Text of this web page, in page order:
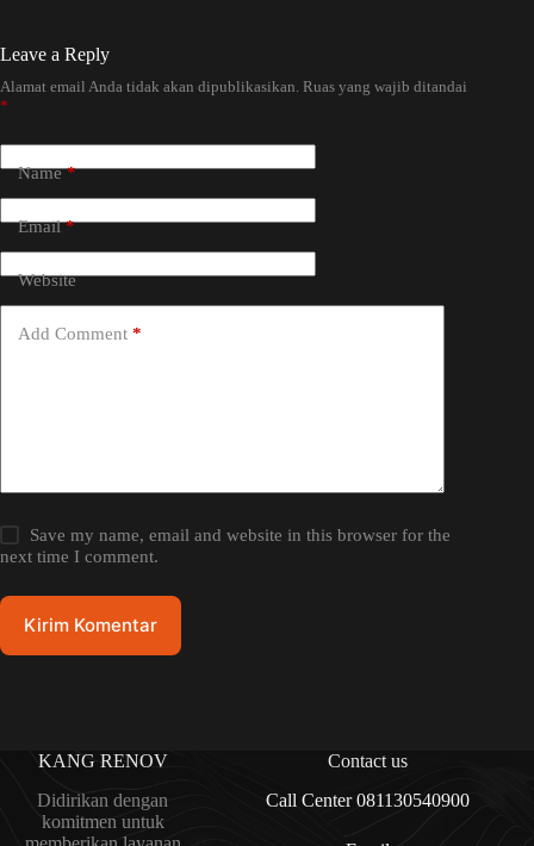
Leave a Reply
Alamat email Anda tidak akan dipublikasikan. Ruas yang wajib ditandai
*
Name*
Email*
Website
Add Comment *
Save my name, email and website in this browser for the
next time I comment.
Kirim Komentar
KANG RENOV
Didirikan dengan
komitmen untuk
Contact us
Call Center 081130540900